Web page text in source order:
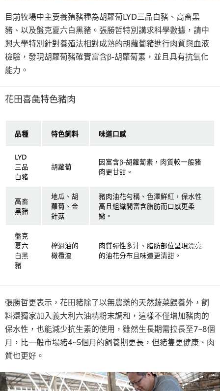
目前牧場中主要養殖豬種為胡蘿蔔LYD三品白豬、高畜黑
豬、以及盤克夏六白黑豬。張勝哲特別講求科學數據，請中
興大學特別針對養殖法相對成熟的胡蘿蔔豬進行肉質與血液
檢驗，發現胡蘿蔔豬確實富含β-胡蘿蔔素，並且具有抗氧化
能力。
花田喜彘特色豬肉
品種 特色飼料 味道口感
LYD
三品
白豬
胡蘿蔔
因富含β-胡蘿蔔素，肉質較一般豬
肉更甘甜。
高畜
黑豬
地瓜、胡
蘿蔔、金
針菇
豬肉油花勻稱、色澤鮮紅，保水性
高且組織間富含脂肪而口感更柔
嫩。
盤克
夏六
白黑
豬
榨過油的
橄欖渣
肉質彈性多汁、脂肪部位呈現漂亮
的油花分布且味道更清甜。
張勝哲更表示，花田豬除了以無農藥的天然蔬菜餵養外，飼
料還獨家加入義大利六油精粉末調和，這樣不僅增加豬肉的
保水性，也能減少抗生素的使用，雖然生長期需拉長至7~8個
月，比一般市場豬4~5個月的飼養期更長，但豬隻更健康、肉
質也更好。